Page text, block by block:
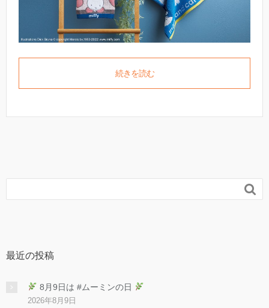
続きを読む

最近の投稿
8月9日は #ムーミンの日
2026年8月9日